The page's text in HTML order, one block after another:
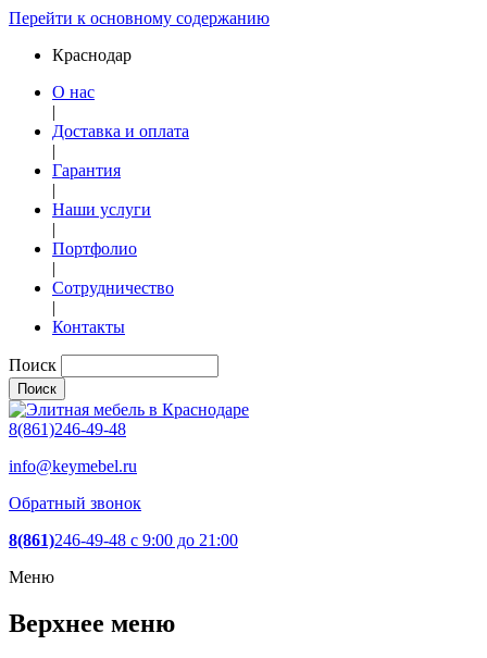
Перейти к основному содержанию
Краснодар
О нас
|
Доставка и оплата
|
Гарантия
|
Наши услуги
|
Портфолио
|
Сотрудничество
|
Контакты
Поиск
8(861)246-49-48
info@keymebel.ru
Обратный звонок
8(861)246-49-48 c 9:00 до 21:00
Меню
Верхнее меню